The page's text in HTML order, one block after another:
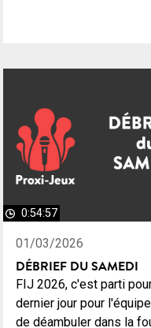
0:54:57
01/03/2026
DÉBRIEF DU SAMEDI
FIJ 2026, c'est parti
dernier jour pour
de déambuler dans la